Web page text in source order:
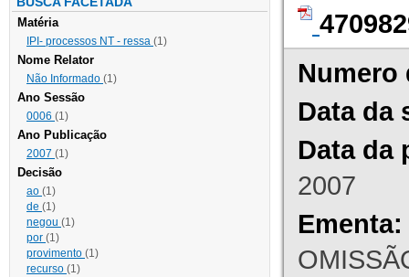
Matéria
IPI- processos NT - ressa (1)
Nome Relator
Não Informado (1)
Ano Sessão
0006 (1)
Ano Publicação
2007 (1)
Decisão
ao (1)
de (1)
negou (1)
por (1)
provimento (1)
recurso (1)
Numero
Data da
Data da
2007
Ementa: